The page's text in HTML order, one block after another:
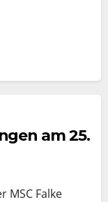
am 25.
MSC Falke